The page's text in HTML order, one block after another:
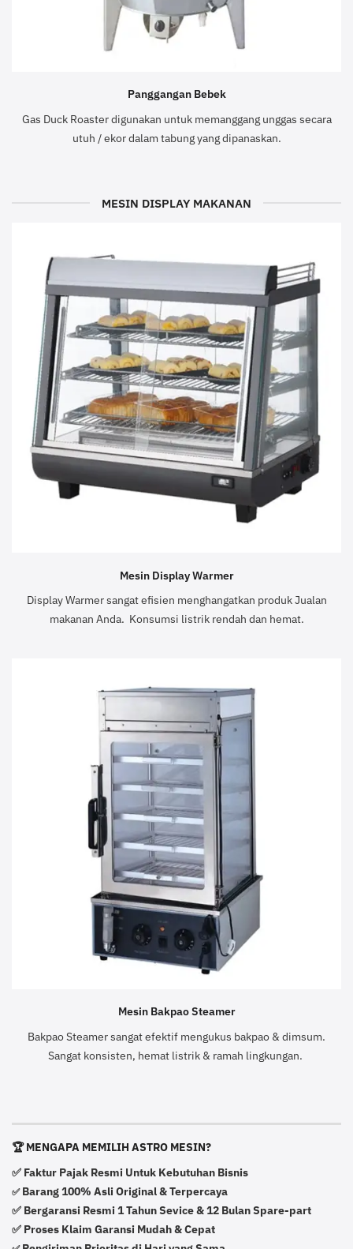
Panggangan Bebek
Gas Duck Roaster digunakan untuk memanggang unggas secara
utuh / ekor dalam tabung yang dipanaskan.
MESIN DISPLAY MAKANAN
Mesin Display Warmer
Display Warmer sangat efisien menghangatkan produk Jualan
makanan Anda. Konsumsi listrik rendah dan hemat.
Mesin Bakpao Steamer
Bakpao Steamer sangat efektif mengukus bakpao & dimsum.
Sangat konsisten, hemat listrik & ramah lingkungan.
🏆 MENGAPA MEMILIH ASTRO MESIN?
✅ Faktur Pajak Resmi Untuk Kebutuhan Bisnis
✅Barang 100% Asli Original & Terpercaya
✅ Bergaransi Resmi 1 Tahun Sevice & 12 Bulan Spare-part
✅ Proses Klaim Garansi Mudah & Cepat